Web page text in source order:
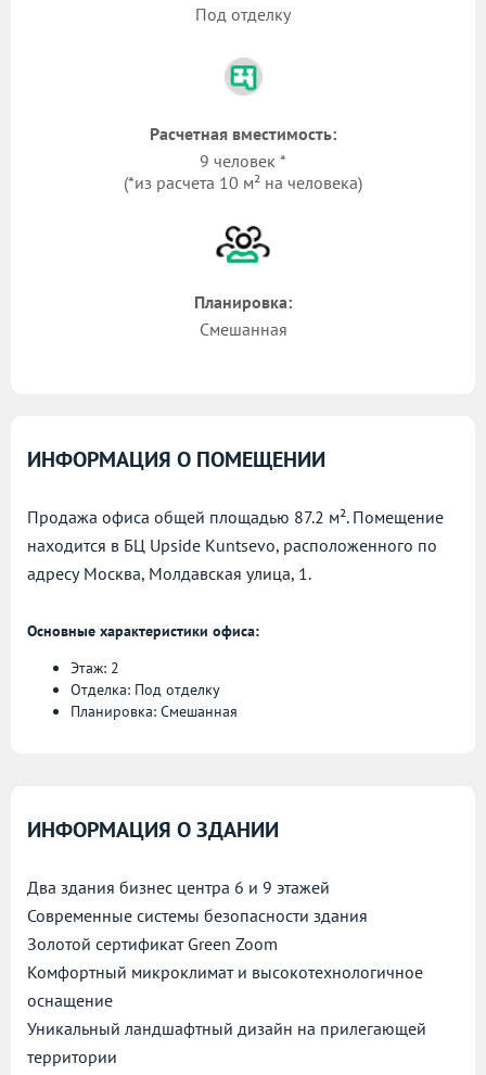
Под отделку
Расчетная вместимость:
9 человек *
(*из расчета 10 м² на человека)
Планировка:
Смешанная
ИНФОРМАЦИЯ О ПОМЕЩЕНИИ
Продажа офиса общей площадью 87.2 м². Помещение
находится в БЦ Upside Kuntsevo, расположенного по
адресу Москва, Молдавская улица, 1.
Основные характеристики офиса:
Этаж: 2
Отделка: Под отделку
Планировка: Смешанная
ИНФОРМАЦИЯ О ЗДАНИИ
Два здания бизнес центра 6 и 9 этажей
Современные системы безопасности здания
Золотой сертификат Green Zoom
Комфортный микроклимат и высокотехнологичное
оснащение
Уникальный ландшафтный дизайн на прилегающей
территории